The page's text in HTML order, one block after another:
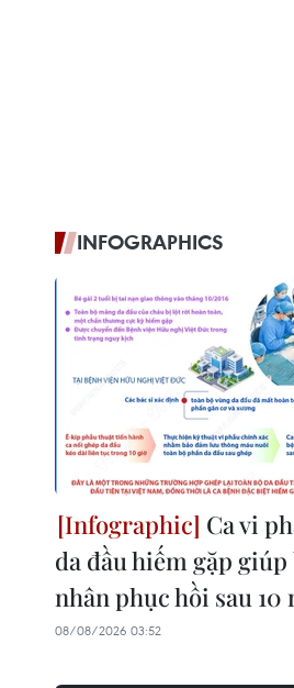
INFOGRAPHICS
Ca vi
da đầu hiếm gặp
nhân phục hồi sau 10
08/08/2026 03:52